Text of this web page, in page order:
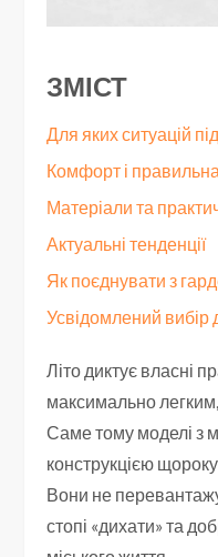
ЗМІСТ
Для яких ситуацій
Комфорт і
Матеріали та
Актуальні тенденції
Як поєднувати з
Усвідомлений вибір
Літо диктує власні
максимально
Саме тому моделі з
конструкцією
Вони не
стопі «дихати» та